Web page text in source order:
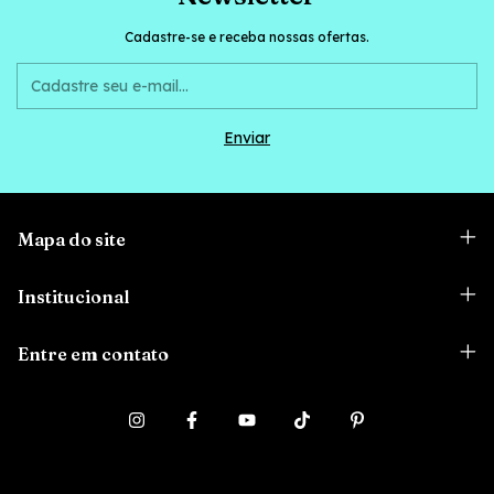
Cadastre-se e receba nossas ofertas.
Mapa do site
Institucional
Entre em contato